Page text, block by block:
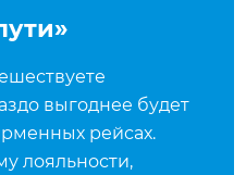
выгоднее будет
рейсах.
лояльности,